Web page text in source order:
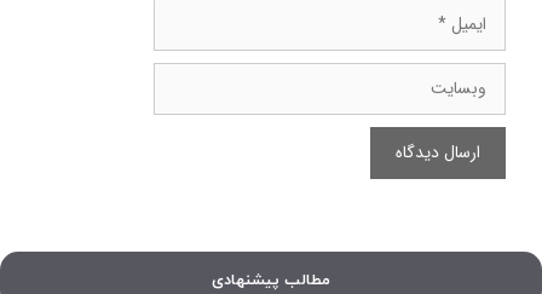
ایمیل
وبسایت
مطالب پیشنهادی